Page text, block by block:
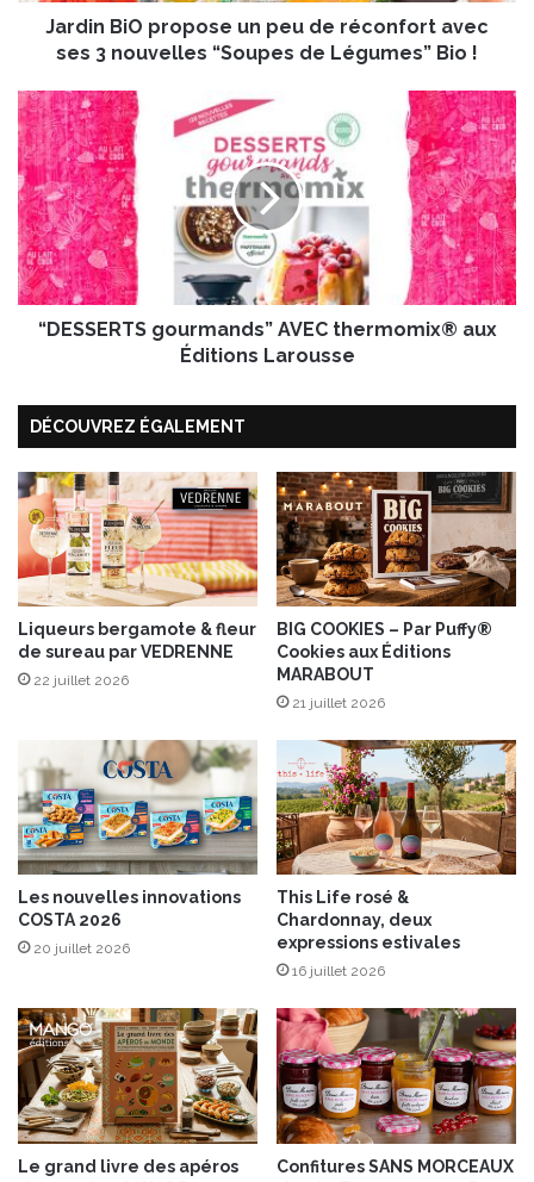
p
o
s
e
u
n
p
e
u
o
n
f
r
t
a
v
e
c
3
n
o
u
v
e
l
l
“
S
o
u
p
s
Jardin BiO propose un peu de réconfort avec
ses 3 nouvelles “Soupes de Légumes” Bio !
“
D
E
S
S
E
R
T
S
r
a
n
d
”
A
V
E
C
t
m
o
m
i
x
®
a
u
d
i
t
o
“DESSERTS gourmands” AVEC thermomix® aux
Éditions Larousse
DÉCOUVREZ ÉGALEMENT
Liqueurs bergamote & fleur
de sureau par VEDRENNE
22 juillet 2026
BIG COOKIES – Par Puffy®
Cookies aux Éditions
MARABOUT
21 juillet 2026
Les nouvelles innovations
COSTA 2026
20 juillet 2026
This Life rosé &
Chardonnay, deux
expressions estivales
16 juillet 2026
Le grand livre des apéros
Confitures SANS MORCEAUX